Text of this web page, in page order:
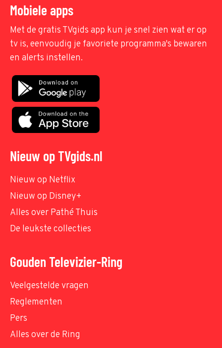
Mobiele apps
Met de gratis TVgids app kun je snel zien wat er op
tv is, eenvoudig je favoriete programma's bewaren
en alerts instellen.
Nieuw op TVgids.nl
Nieuw op Netflix
Nieuw op Disney+
Alles over Pathé Thuis
De leukste collecties
Gouden Televizier-Ring
Veelgestelde vragen
Reglementen
Pers
Alles over de Ring